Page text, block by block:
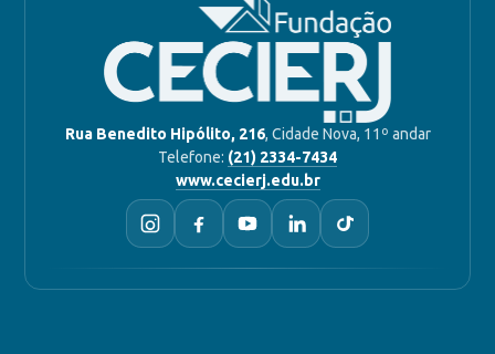
Rua Benedito Hipólito, 216, Cidade Nova, 11º andar
Telefone: (21) 2334-7434
www.cecierj.edu.br